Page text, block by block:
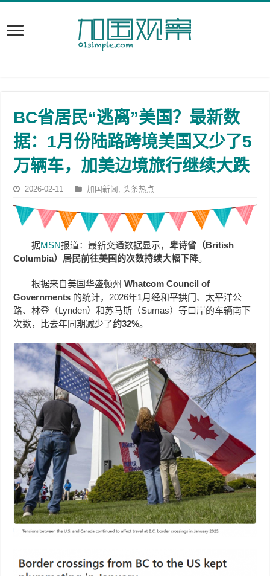
BC省居民“逃离”美国？最新数
据：1月份陆路跨境美国又少了5
万辆车，加美边境旅行继续大跌
2026-02-11 加国新闻 ,头条热点
据MSN报道：最新交通数据显示，卑诗省（British
Columbia）居民前往美国的次数持续大幅下降。
根据来自美国华盛顿州Whatcom Council of
Governments 的统计，2026年1月经和平拱门、太平洋公
路、林登（Lynden）和苏马斯（Sumas）等口岸的车辆南下
次数，比去年同期减少了约32%。